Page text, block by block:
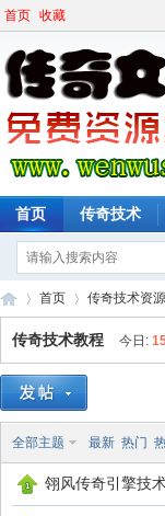
首页 收藏
首页 传奇技术
»
首页
›
传奇技术资
传奇技术教程 今日:
全部主题 最新 热门
翎风传奇引擎技